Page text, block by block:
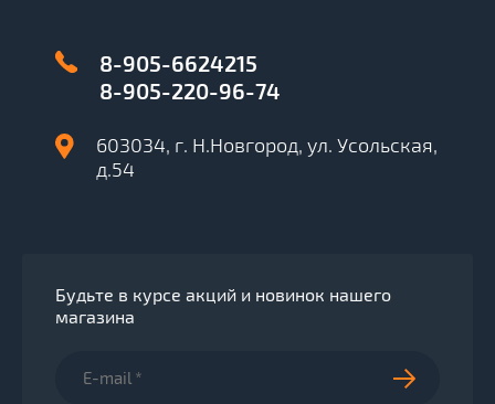
8-905-6624215
8-905-220-96-74
603034, г. Н.Новгород, ул. Усольская,
д.54
Будьте в курсе акций и новинок нашего
магазина